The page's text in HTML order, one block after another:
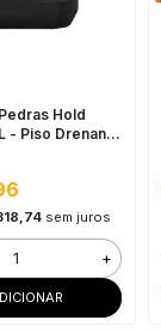
Hold
- Piso Drenante
sem juros
+